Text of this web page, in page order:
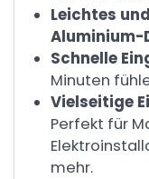
Leichtes
Aluminium-
Schnelle
Minuten
Vielseitige
Perfekt für
mehr.